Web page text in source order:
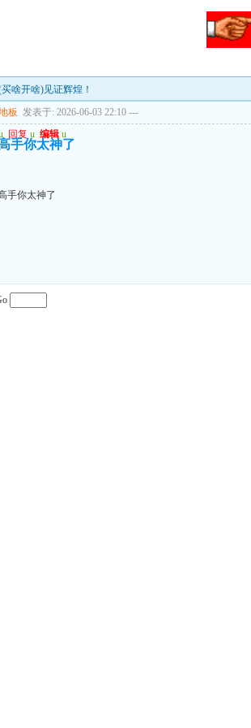
啥开啥)见证辉煌！
板 发表于: 2026-06-03 22:10 ---
回复 u 编辑 u
手你太神了
手你太神了